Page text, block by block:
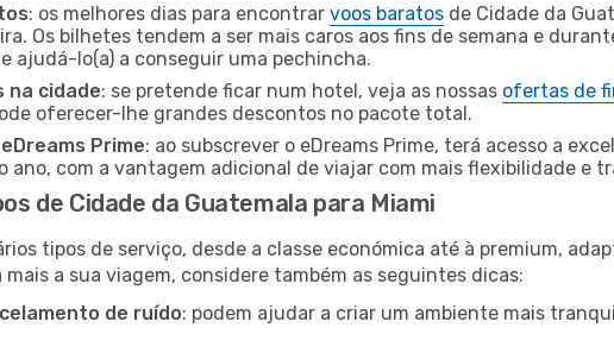
: os melhores dias para encontrar voos baratos de Cidade da
Os bilhetes tendem a ser mais caros aos fins de semana e
ajudá-lo(a) a conseguir uma pechincha.
na cidade: se pretende ficar num hotel, veja as nossas ofertas de
oferecer-lhe grandes descontos no pacote total.
Prime: ao subscrever o eDreams Prime, terá acesso a
ano, com a vantagem adicional de viajar com mais flexibilidade e
de Cidade da Guatemala para Miami
tipos de serviço, desde a classe económica até à premium,
a sua viagem, considere também as seguintes dicas:
de ruído: podem ajudar a criar um ambiente mais